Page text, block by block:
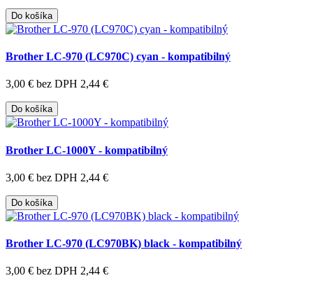
Do košíka
Brother LC-970 (LC970C) cyan - kompatibilný
3,00 € bez DPH 2,44 €
Do košíka
Brother LC-1000Y - kompatibilný
3,00 € bez DPH 2,44 €
Do košíka
Brother LC-970 (LC970BK) black - kompatibilný
3,00 € bez DPH 2,44 €